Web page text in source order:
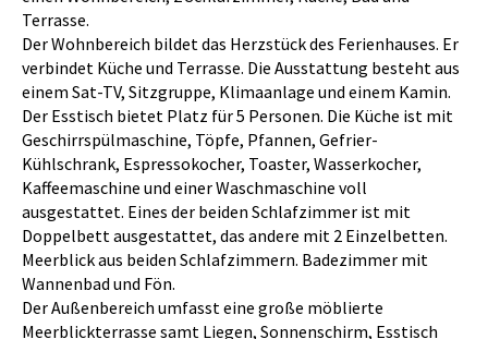
Terrasse.
Der Wohnbereich bildet das Herzstück des Ferienhauses. Er
verbindet Küche und Terrasse. Die Ausstattung besteht aus
einem Sat-TV, Sitzgruppe, Klimaanlage und einem Kamin.
Der Esstisch bietet Platz für 5 Personen. Die Küche ist mit
Geschirrspülmaschine, Töpfe, Pfannen, Gefrier-
Kühlschrank, Espressokocher, Toaster, Wasserkocher,
Kaffeemaschine und einer Waschmaschine voll
ausgestattet. Eines der beiden Schlafzimmer ist mit
Doppelbett ausgestattet, das andere mit 2 Einzelbetten.
Meerblick aus beiden Schlafzimmern. Badezimmer mit
Wannenbad und Fön.
Der Außenbereich umfasst eine große möblierte
Meerblickterrasse samt Liegen, Sonnenschirm, Esstisch